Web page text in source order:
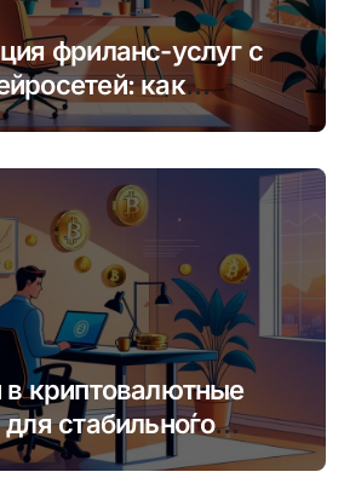
фриланс-услуг с
как
и сократить
в криптовалютные
стабильно́го
в условиях